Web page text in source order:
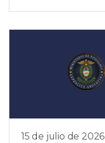
15 de julio de 2026